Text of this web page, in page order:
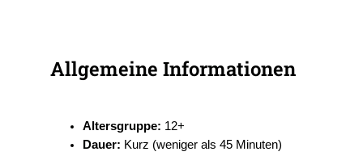
Allgemeine Informationen
Altersgruppe: 12+
Dauer: Kurz (weniger als 45 Minuten)